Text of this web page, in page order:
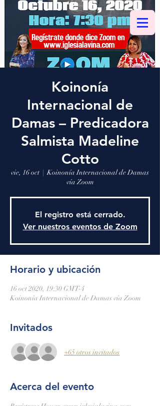
Koinonía
Internacional de
Damas – Predicadora
Salmista Madeline
Cotto
vie, 16 oct
  |
Koinonía Internacional de Damas
vía Zoom
El registro está cerrado.
Ver nuestros eventos de Zoom
Horario y ubicación
16 oct 2020, 19:30 GMT-4
Koinonía Internacional de Damas vía Zoom
Invitados
+65 otros invitados
Acerca del evento